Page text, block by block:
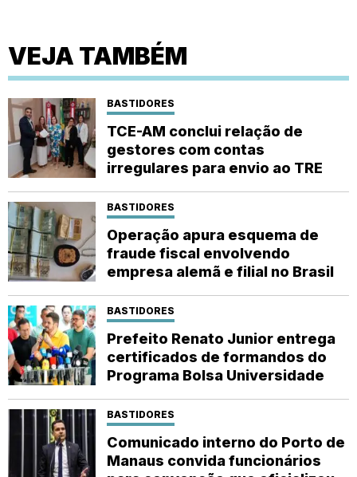
VEJA TAMBÉM
BASTIDORES
TCE-AM conclui relação de
gestores com contas
irregulares para envio ao TRE
BASTIDORES
Operação apura esquema de
fraude fiscal envolvendo
empresa alemã e filial no Brasil
BASTIDORES
Prefeito Renato Junior entrega
certificados de formandos do
Programa Bolsa Universidade
BASTIDORES
Comunicado interno do Porto de
Manaus convida funcionários